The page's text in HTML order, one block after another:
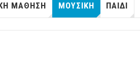
ΜΆΘΗΣΗ ΜΟΥΣΙΚΉ ΠΑΙΔΊ